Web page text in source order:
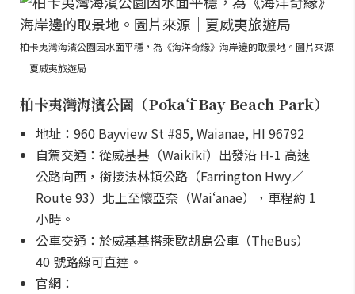
柏卡夷灣海濱公園因水面平穩，為《海洋奇緣》海岸邊的取景地。圖片來源
｜夏威夷旅遊局
柏卡夷灣海濱公園（Pōkaʻī Bay Beach Park）
地址：960 Bayview St #85, Waianae, HI 96792
自駕交通：從威基基（Waikīkī）出發沿 H-1 高速
公路向西，銜接法林頓公路（Farrington Hwy／
Route 93）北上至懷亞奈（Waiʻanae），車程約 1
小時。
公車交通：於威基基搭乘歐胡島公車（TheBus）
40 號路線可直達。
官網：